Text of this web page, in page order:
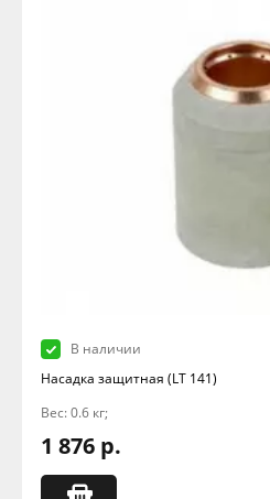
В наличии
Насадка защитная (LT 141)
Вес: 0.6 кг;
1 876 р.